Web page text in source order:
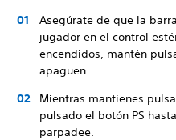
Asegúrate de que la
jugador en el control
encendidos, mantén
apaguen.
Mientras mantienes
pulsado el botón PS
parpadee.